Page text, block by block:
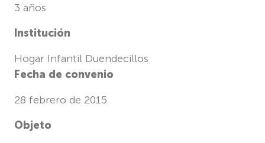
3 años
Institución
Hogar Infantil Duendecillos
Fecha de convenio
28 febrero de 2015
Objeto